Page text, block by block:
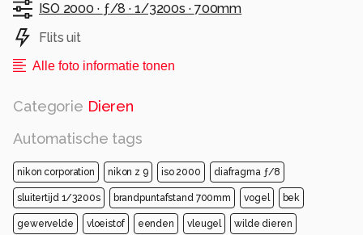
ISO 2000 · ƒ/8 · 1/3200s · 700mm
Flits uit
Alle foto informatie tonen
Categorie Dieren
Automatische tags
nikon corporation nikon z 9 iso 2000 diafragma ƒ/8
sluitertijd 1/3200s brandpuntafstand 700mm vogel bek
gewervelde vloeistof eenden vleugel wilde dieren